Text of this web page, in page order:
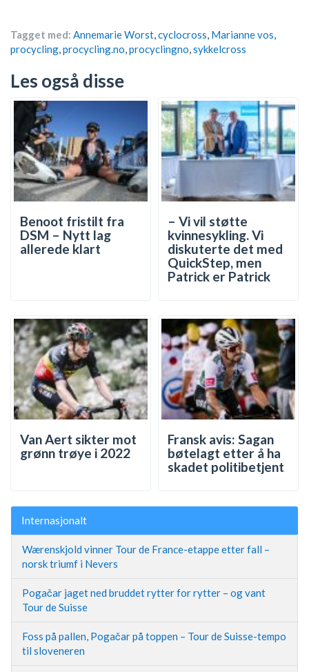
Tagget med: Annemarie Worst,cyclocross, Marianne vos,
procycling,procycling.no,procyclingno,sykkelcross
Les også disse
Benoot fristilt fra
DSM – Nytt lag
allerede klart
– Vi vil støtte
kvinnesykling. Vi
diskuterte det med
QuickStep, men
Patrick er Patrick
Van Aert sikter mot
grønn trøye i 2022
Fransk avis: Sagan
bøtelagt etter å ha
skadet politibetjent
Internasjonalt
Wærenskjold vinner Tour de France-etappe etter fall –
norsk triumf i Nevers
Pogačar jaget ned bruddet rytter for rytter – og vant
Tour de Suisse
Foss på pallen, Pogačar på toppen – Tour de Suisse-tempo
til sloveneren